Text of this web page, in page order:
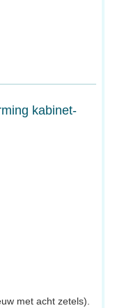
kabinet-
met acht zetels).